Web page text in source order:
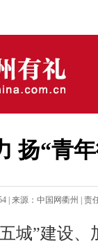
扬“青
| 来源： 中国网衢州 | 责
城”建设、